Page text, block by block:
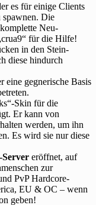
es für einige Clients
Die
Neu-
für die Hilfe!
in den Stein-
diese hindurch
eine gegnerische Basis
Skin für die
Er kann von
werden, um ihn
Es wird sie nur diese
Server eröffnet, auf
zur
PvP Hardcore-
EU & OC – wenn
geben!